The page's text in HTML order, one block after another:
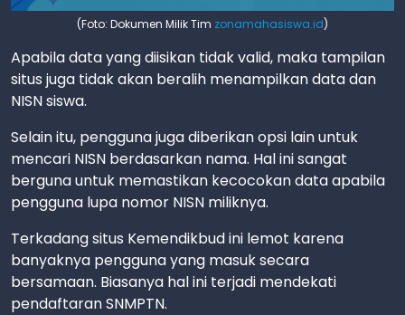
(Foto: Dokumen Milik Tim zonamahasiswa.id)
Apabila data yang diisikan tidak valid, maka tampilan
situs juga tidak akan beralih menampilkan data dan
NISN siswa.
Selain itu, pengguna juga diberikan opsi lain untuk
mencari NISN berdasarkan nama. Hal ini sangat
berguna untuk memastikan kecocokan data apabila
pengguna lupa nomor NISN miliknya.
Terkadang situs Kemendikbud ini lemot karena
banyaknya pengguna yang masuk secara
bersamaan. Biasanya hal ini terjadi mendekati
pendaftaran SNMPTN.